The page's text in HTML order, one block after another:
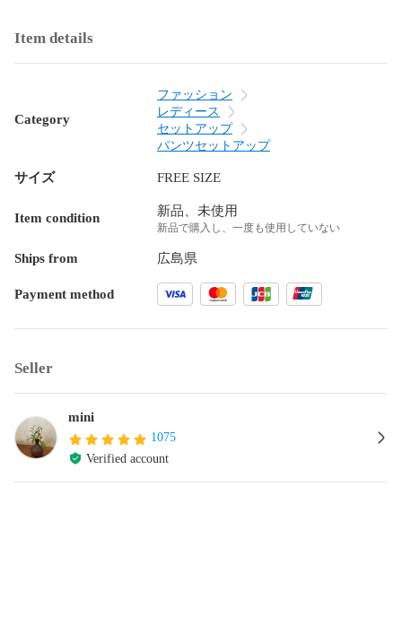
Item details
Category
ファッション
レディース
セットアップ
パンツセットアップ
サイズ FREE SIZE
Item condition 新品、未使用
新品で購入し、一度も使用していない
Ships from 広島県
Payment method
Seller
mini
1075
Verified account